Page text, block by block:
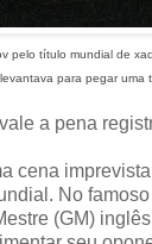
pelo título mundial de
para pegar uma
a pena
cena
No
(GM)